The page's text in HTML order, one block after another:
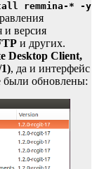
remmina-* -y
и версия
и других.
Desktop Client,
, да и интерфейс
были обновлены: